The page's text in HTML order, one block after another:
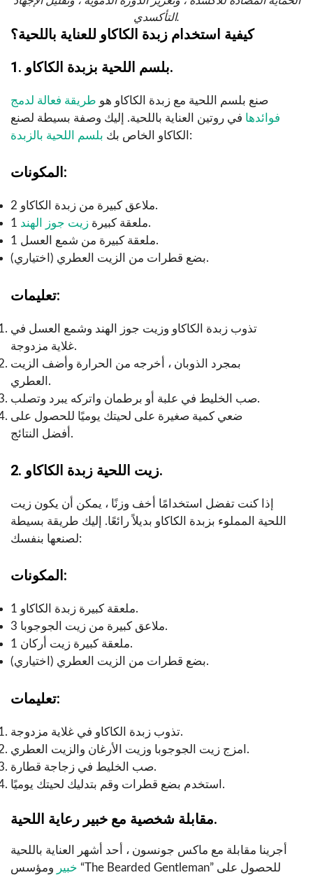
التأكسدي.
كيفية استخدام زبدة الكاكاو للعناية باللحية؟
1. بلسم اللحية بزبدة الكاكاو.
صنع بلسم اللحية مع زبدة الكاكاو هو طريقة فعالة لدمج
فوائدها في روتين العناية باللحية. إليك وصفة بسيطة لصنع
الكاكاو الخاص بك بلسم اللحية بالزبدة :
المكونات:
2 ملاعق كبيرة من زبدة الكاكاو.
1 ملعقة كبيرة زيت جوز الهند
.
1 ملعقة كبيرة من شمع العسل.
بضع قطرات من الزيت العطري (اختياري).
تعليمات:
تذوب زبدة الكاكاو وزيت جوز الهند وشمع العسل في
غلاية مزدوجة.
بمجرد الذوبان ، أخرجه من الحرارة وأضف الزيت
العطري.
صب الخليط في علبة أو برطمان واتركه يبرد وتصلب.
ضعي كمية صغيرة على لحيتك يوميًا للحصول على
أفضل النتائج.
2. زيت اللحية زبدة الكاكاو.
إذا كنت تفضل استخدامًا أخف وزنًا ، يمكن أن يكون زيت
اللحية المملوء بزبدة الكاكاو بديلاً رائعًا. إليك طريقة بسيطة
لصنعها بنفسك:
المكونات:
1 ملعقة كبيرة زبدة الكاكاو.
3 ملاعق كبيرة من زيت الجوجوبا.
1 ملعقة كبيرة زيت أركان.
بضع قطرات من الزيت العطري (اختياري).
تعليمات:
تذوب زبدة الكاكاو في غلاية مزدوجة.
امزج زيت الجوجوبا وزيت الأرغان والزيت العطري.
صب الخليط في زجاجة قطارة.
استخدم بضع قطرات وقم بتدليك لحيتك يوميًا.
مقابلة شخصية مع خبير رعاية اللحية.
أجرينا مقابلة مع ماكس جونسون ، أحد أشهر العناية باللحية
خبير ومؤسس “The Bearded Gentleman” للحصول على